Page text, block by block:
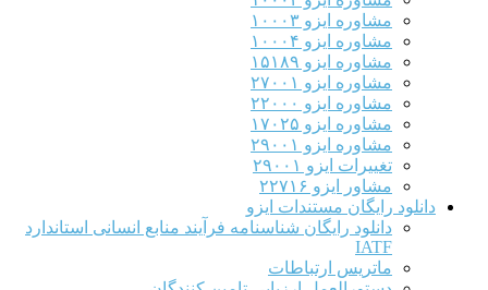
مشاوره ایزو ۱۰۰۰۳
مشاوره ایزو ۱۰۰۰۴
مشاوره ایزو ۱۵۱۸۹
مشاوره ایزو ۲۷۰۰۱
مشاوره ایزو ۲۲۰۰۰
مشاوره ایزو ۱۷۰۲۵
مشاوره ایزو ۲۹۰۰۱
تغییرات ایزو ۲۹۰۰۱
مشاور ایزو ۲۲۷۱۶
دانلود رایگان مستندات ایزو
دانلود رایگان شناسنامه فرآیند منابع انسانی استاندارد
IATF
ماتریس ارتباطات